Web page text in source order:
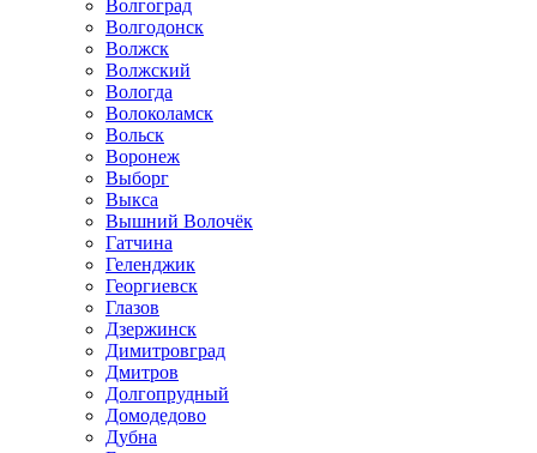
Волгоград
Волгодонск
Волжск
Волжский
Вологда
Волоколамск
Вольск
Воронеж
Выборг
Выкса
Вышний Волочёк
Гатчина
Геленджик
Георгиевск
Глазов
Дзержинск
Димитровград
Дмитров
Долгопрудный
Домодедово
Дубна